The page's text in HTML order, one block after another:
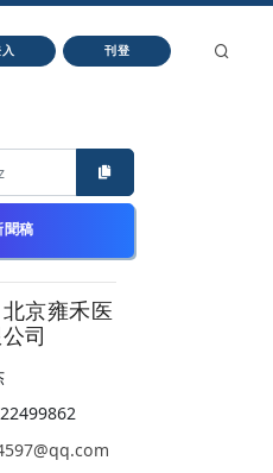
刊登
聞稿
京雍禾医
司